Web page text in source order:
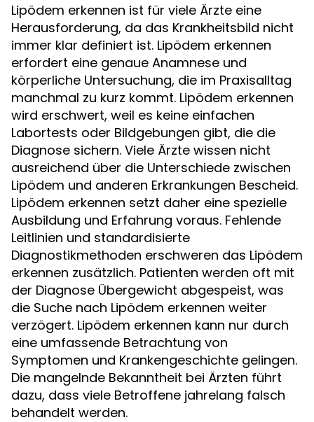
Lipödem erkennen ist für viele Ärzte eine
Herausforderung, da das Krankheitsbild nicht
immer klar definiert ist. Lipödem erkennen
erfordert eine genaue Anamnese und
körperliche Untersuchung, die im Praxisalltag
manchmal zu kurz kommt. Lipödem erkennen
wird erschwert, weil es keine einfachen
Labortests oder Bildgebungen gibt, die die
Diagnose sichern. Viele Ärzte wissen nicht
ausreichend über die Unterschiede zwischen
Lipödem und anderen Erkrankungen Bescheid.
Lipödem erkennen setzt daher eine spezielle
Ausbildung und Erfahrung voraus. Fehlende
Leitlinien und standardisierte
Diagnostikmethoden erschweren das Lipödem
erkennen zusätzlich. Patienten werden oft mit
der Diagnose Übergewicht abgespeist, was
die Suche nach Lipödem erkennen weiter
verzögert. Lipödem erkennen kann nur durch
eine umfassende Betrachtung von
Symptomen und Krankengeschichte gelingen.
Die mangelnde Bekanntheit bei Ärzten führt
dazu, dass viele Betroffene jahrelang falsch
behandelt werden.